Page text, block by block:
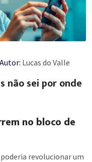
Autor: Lucas do Valle
não sei por onde
no bloco de
revolucionar um